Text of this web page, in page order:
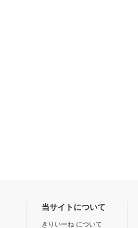
当サイトについて
きりいーね について